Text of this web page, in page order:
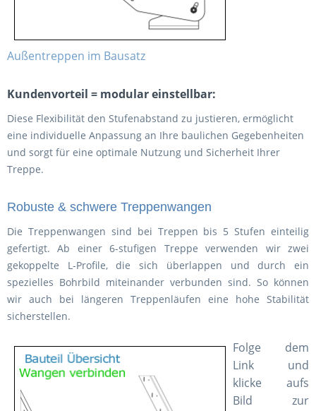
Außentreppen im Bausatz
Kundenvorteil = modular einstellbar:
Diese Flexibilität den Stufenabstand zu justieren, ermöglicht
eine individuelle Anpassung an Ihre baulichen Gegebenheiten
und sorgt für eine optimale Nutzung und Sicherheit Ihrer
Treppe.
Robuste & schwere Treppenwangen
Die Treppenwangen sind bei Treppen bis 5 Stufen einteilig
gefertigt. Ab einer 6-stufigen Treppe verwenden wir zwei
gekoppelte L-Profile, die sich überlappen und durch ein
spezielles Bohrbild miteinander verbunden sind. So können
wir auch bei längeren Treppenläufen eine hohe Stabilität
sicherstellen.
Folge dem
Link und
klicke aufs
Bild zur